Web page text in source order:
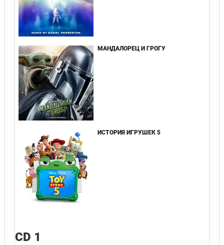
МАНДАЛОРЕЦ И ГРОГУ
ИСТОРИЯ ИГРУШЕК 5
CD 1